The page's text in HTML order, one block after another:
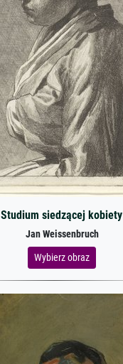
Studium siedzącej kobiety
Jan Weissenbruch
Wybierz obraz